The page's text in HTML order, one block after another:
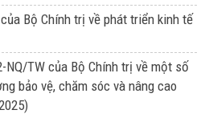
Bộ Chính trị về phát triển kinh tế
NQ/TW của Bộ Chính trị về một số
bảo vệ, chăm sóc và nâng cao